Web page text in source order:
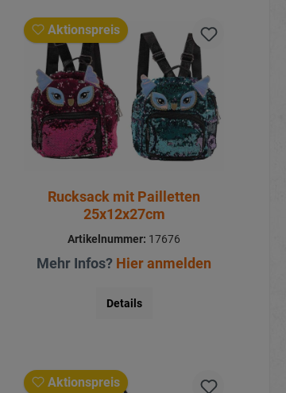
Aktionspreis
Rucksack mit Pailletten
25x12x27cm
Artikelnummer: 17676
Mehr Infos? Hier anmelden
Details
Aktionspreis